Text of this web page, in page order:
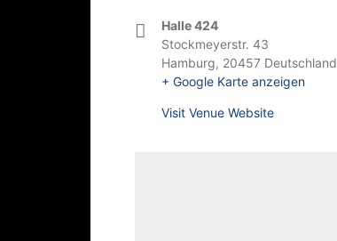
Halle 424
Stockmeyerstr. 43
Hamburg, 20457 Deutschland
+ Google Karte anzeigen
Visit Venue Website